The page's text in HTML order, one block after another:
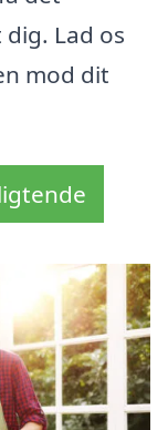
Lad os
mod dit